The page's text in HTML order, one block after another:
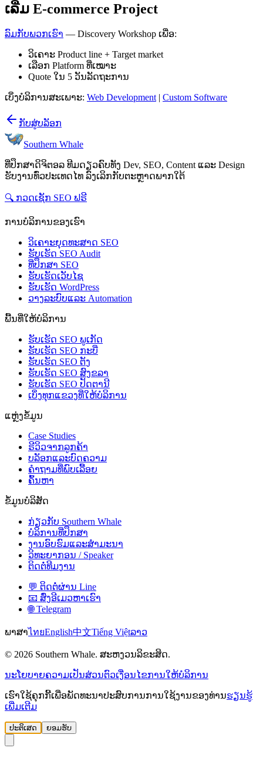
ເລີ່ມ E-commerce Project
ລົມກັບພວກເຮົາ — Discovery Workshop ເພື່ອ:
ວິເຄາະ Product line + Target market
ເລືອກ Platform ທີ່ເໝາະ
Quote ໃນ 5 ວັນລັດຖະການ
ເບິ່ງບໍລິການສະເພາະ: Web Development| Custom Software
ກັບສູ່ບລັອກ
Southern Whale
ທີ່ປຶກສາດິຈິຕອລ ທີມດຽວຄົບທັງ Dev, SEO, Content ແລະ Design
ຮັບງານທົ່ວປະເທດໄທ ລົງເລິກກັບຕະຫຼາດພາກໃຕ້
🔍 ກວດເຊັກ SEO ຟຣີ
ການບໍລິການຂອງເຮົາ
ວິເຄາະຍຸດທະສາດ SEO
ຮັບເຮັດ SEO Audit
ທີ່ປຶກສາ SEO
ຮັບເຮັດເວັບໄຊ
ຮັບເຮັດ WordPress
ວາງລະບົບແລະ Automation
ພື້ນທີ່ໃຫ້ບໍລິການ
ຮັບເຮັດ SEO ພູເກັດ
ຮັບເຮັດ SEO ກະບີ່
ຮັບເຮັດ SEO ຕັງ
ຮັບເຮັດ SEO ສົງຂລາ
ຮັບເຮັດ SEO ປັດຕານີ
ເບິ່ງທຸກແຂວງທີ່ໃຫ້ບໍລິການ
ແຫຼ່ງຂໍ້ມູນ
Case Studies
ຣີວິວຈາກລູກຄ້າ
ບລັອກແລະບົດຄວາມ
ຄຳຖາມທີ່ພົບເລື້ອຍ
ຄົ້ນຫາ
ຂໍ້ມູນບໍລິສັດ
ກ່ຽວກັບ Southern Whale
ບໍລິການທີ່ປຶກສາ
ງານອົບຮົມແລະສຳມະນາ
ວິທະຍາກອນ / Speaker
ຕິດຕໍ່ທີມງານ
💬 ຕິດຕໍ່ຜ່ານ Line
📧 ສົ່ງອີເມວຫາເຮົາ
🌐 Telegram
ພາສາไทยEnglish中文Tiếng Việtລາວ
© 2026 Southern Whale. ສະຫງວນລິຂະສິດ.
ນະໂຍບາຍຄວາມເປັນສ່ວນຕົວເງື່ອນໄຂການໃຫ້ບໍລິການ
ເຮົາໃຊ້ຄຸກກີ້ເພື່ອພັດທະນາປະສົບການການໃຊ້ງານຂອງທ່ານຮຽນຮູ້
ເພີ່ມເຕີມ
ປະຕິເສດ ຍອມຮັບ